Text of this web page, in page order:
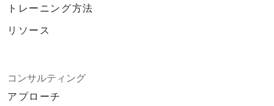
トレーニング方法
リソース
コンサルティング
アプローチ